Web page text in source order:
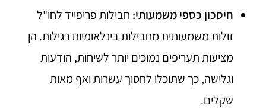
חיסכון כספי משמעותי: חבילות פריפייד לחו"ל
זולות משמעותית מחבילות בינלאומיות רגילות. הן
מציעות תעריפים נמוכים יותר לשיחות, הודעות
וגלישה, כך שתוכלו לחסוך עשרות ואף מאות
שקלים.